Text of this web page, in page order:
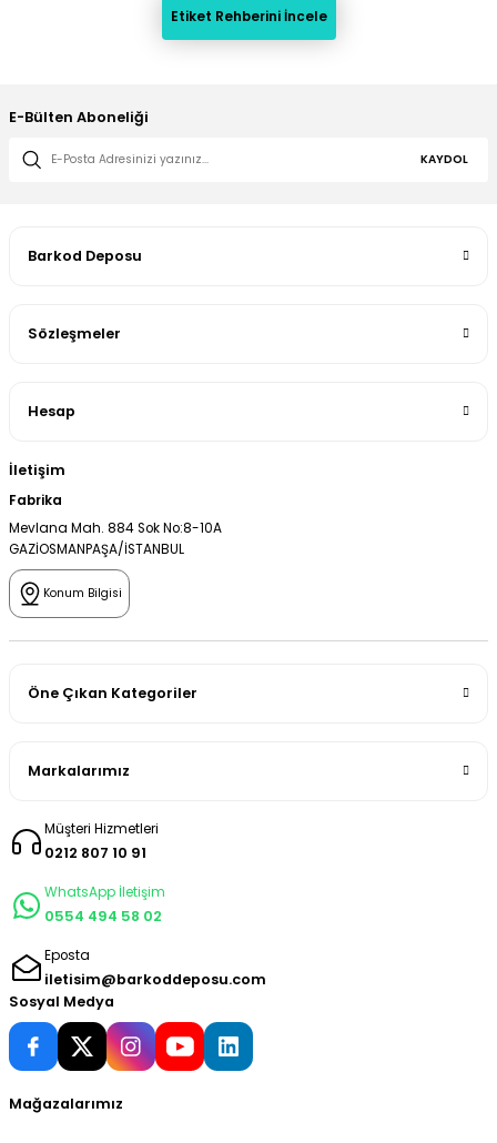
Etiket Rehberini İncele
E-Bülten Aboneliği
KAYDOL
Barkod Deposu
Sözleşmeler
Hesap
İletişim
Fabrika
Mevlana Mah. 884 Sok No:8-10A
GAZİOSMANPAŞA/İSTANBUL
Konum Bilgisi
Öne Çıkan Kategoriler
Markalarımız
Müşteri Hizmetleri
0212 807 10 91
WhatsApp İletişim
0554 494 58 02
Eposta
iletisim@barkoddeposu.com
Sosyal Medya
Mağazalarımız